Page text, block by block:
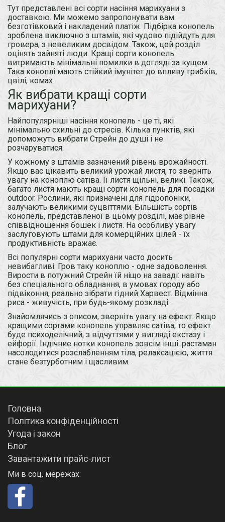
Тут представлені всі сорти насіння марихуани з
доставкою. Ми можемо запропонувати вам
безготівковий і накладений платіж. Підбірка конопель
зроблена виключно з штамів, які чудово підійдуть для
гровера, з невеликим досвідом. Також, цей розділ
оцінять зайняті люди. Кращі сорти конопель
витримають мінімальні помилки в догляді за кущем.
Така коноплі мають стійкий імунітет до впливу грибків,
цвілі, комах.
Як вибрати кращі сорти
марихуани?
Найпопулярніші насіння конопель - це ті, які
мінімально схильні до стресів. Кілька пунктів, які
допоможуть вибрати Стрейн до душі і не
розчаруватися:
У кожному з штамів зазначений рівень врожайності.
Якщо вас цікавить великий урожай листя, то зверніть
увагу на коноплю сатіва. Її листя щільні, великі. Також,
багато листя мають кращі сорти конопель для посадки
outdoor. Рослини, які призначені для гідропоніки,
залучають великими суцвіттями. Більшість сортів
конопель, представленої в цьому розділі, має рівне
співвідношення бошек і листя. На особливу увагу
заслуговують штами для комерційних цілей - їх
продуктивність вражає.
Всі популярні сорти марихуани часто досить
невибагливі. Гров таку коноплю - одне задоволення.
Вирости в потужний Стрейн їй ніщо на заваді: навіть
без спеціального обладнання, в умовах городу або
підвіконня, реально зібрати гідний Харвест. Відмінна
риса - живучість, при будь-якому розкладі.
Знайомлячись з описом, зверніть увагу на ефект. Якщо
кращими сортами конопель управляє сатіва, то ефект
буде психоделічний, з відчуттями у вигляді екстазу і
ейфорії. Індічние нотки конопель зовсім інші: растаман
насолодитися розслабленням тіла, релаксацією, життя
стане безтурботним і щасливим.
Головна
Політика конфіденційності
Угода і закон
Блог
Завантажити прайс-лист
Ми в соц. мережах: